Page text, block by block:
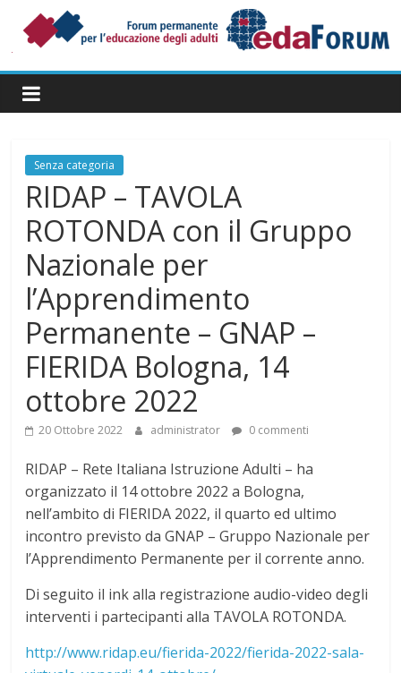
contenuto
Permanente
per
AdultiSenza categoria
RIDAP – TAVOLA
ROTONDA con il Gruppo
Nazionale per
l’Apprendimento
Permanente – GNAP –
FIERIDA Bologna, 14
ottobre 2022
20 Ottobre 2022 administrator 0 commenti
RIDAP – Rete Italiana Istruzione Adulti – ha
organizzato il 14 ottobre 2022 a Bologna,
nell’ambito di FIERIDA 2022, il quarto ed ultimo
incontro previsto da GNAP – Gruppo Nazionale per
l’Apprendimento Permanente per il corrente anno.
Di seguito il ink alla registrazione audio-video degli
interventi i partecipanti alla TAVOLA ROTONDA.
http://www.ridap.eu/fierida-2022/fierida-2022-sala-